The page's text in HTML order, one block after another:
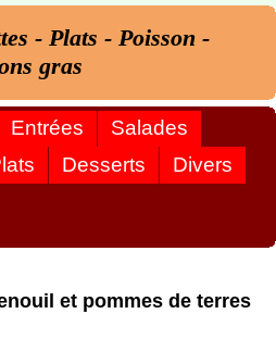
- Plats - Poisson -
gras
Entrées
Salades
Desserts Divers
et pommes de terres